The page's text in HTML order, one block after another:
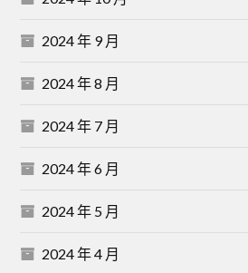
2024 年 9 月
2024 年 8 月
2024 年 7 月
2024 年 6 月
2024 年 5 月
2024 年 4 月